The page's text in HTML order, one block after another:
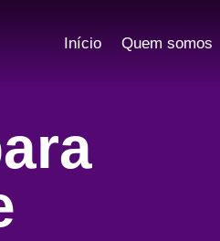
Início Quem somos